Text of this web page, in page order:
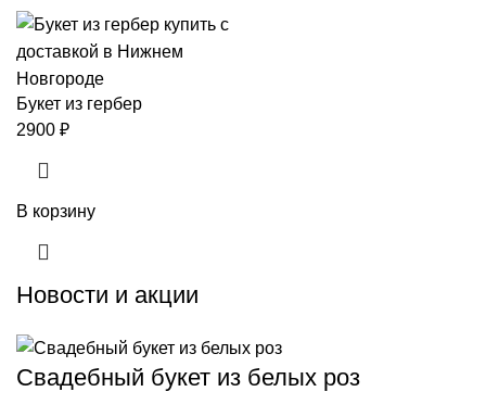
Букет из гербер
2900 ₽
В корзину
Новости и акции
Свадебный букет из белых роз